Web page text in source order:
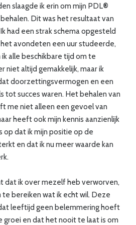
slaagde ik erin om mijn PDL®
Dit was het resultaat van
had een strak schema opgesteld
avondeten een uur studeerde,
alle beschikbare tijd om te
niet altijd gemakkelijk, maar ik
doorzettingsvermogen en een
tot succes waren. Het behalen van
me niet alleen een gevoel van
heeft ook mijn kennis aanzienlijk
op dat ik mijn positie op de
en dat ik nu meer waarde kan
dat ik over mezelf heb verworven,
te bereiken wat ik echt wil. Deze
leeftijd geen belemmering hoeft
groei en dat het nooit te laat is om